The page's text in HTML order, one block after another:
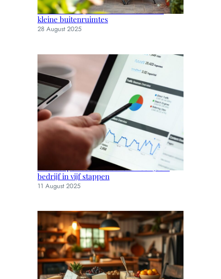
Slimme en stijlvolle tuinmeubels voor
kleine buitenruimtes
28 August 2025
Kies het perfecte seo bureau voor jouw
bedrijf in vijf stappen
11 August 2025